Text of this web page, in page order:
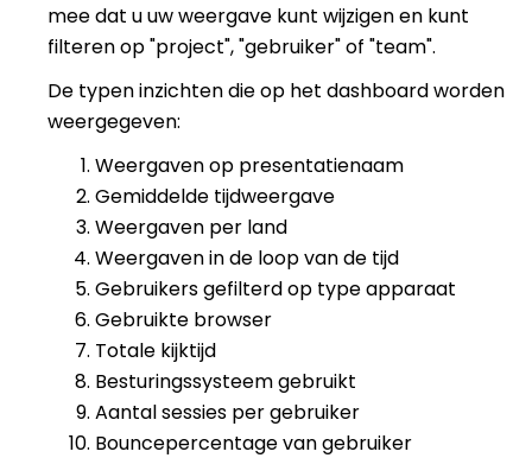
mee dat u uw weergave kunt wijzigen en kunt
filteren op "project", "gebruiker" of "team".
De typen inzichten die op het dashboard worden
weergegeven:
Weergaven op presentatienaam
Gemiddelde tijdweergave
Weergaven per land
Weergaven in de loop van de tijd
Gebruikers gefilterd op type apparaat
Gebruikte browser
Totale kijktijd
Besturingssysteem gebruikt
Aantal sessies per gebruiker
Bouncepercentage van gebruiker